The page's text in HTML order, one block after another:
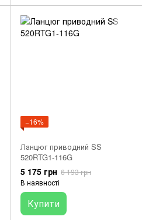
−16%
Ланцюг приводний SS
520RTG1-116G
5 175 грн 6 193 грн
В наявності
Купити